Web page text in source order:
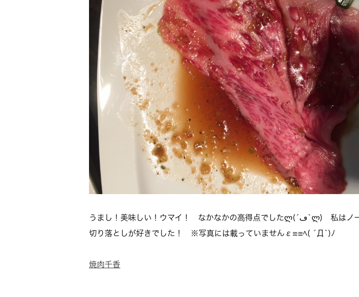
うまし！美味しい！ウマイ！ なかなかの高得点でしたლ(´ڡ`ლ) 私はノーマルのタン塩と
切り落としが好きでした！ ※写真には載っていませんε≡≡ﾍ( ´Д`)ﾉ
焼肉千香